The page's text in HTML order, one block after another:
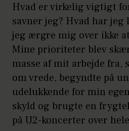
Hvad er virkelig vigtigt
savner jeg? Hvad har
jeg ærgre mig over ikke
Mine prioriteter blev
masse af mit arbejde fra,
om vrede, begyndte på
udelukkende for min
skyld og brugte en
på U2-koncerter over